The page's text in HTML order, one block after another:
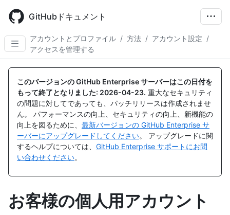
main
content
GitHubドキュメント
アカウントとプロファイル / 方法 / アカウント設定 /
アクセスを管理する
このバージョンの GitHub Enterprise サーバーはこの日付を
もって終了となりました: 2026-04-23. 重大なセキュリティ
の問題に対してであっても、パッチリリースは作成されませ
ん。 パフォーマンスの向上、セキュリティの向上、新機能の
向上を図るために、 最新バージョンの GitHub Enterprise サ
ーバーにアップグレードしてください。 アップグレードに関
するヘルプについては、 GitHub Enterprise サポートにお問
い合わせください。
お客様の個人用アカウント